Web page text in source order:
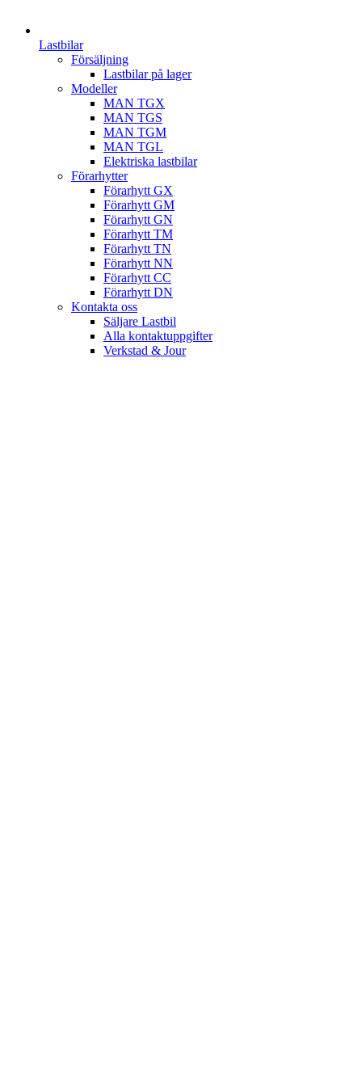
Lastbilar
Försäljning
Lastbilar på lager
Modeller
MAN TGX
MAN TGS
MAN TGM
MAN TGL
Elektriska lastbilar
Förarhytter
Förarhytt GX
Förarhytt GM
Förarhytt GN
Förarhytt TM
Förarhytt TN
Förarhytt NN
Förarhytt CC
Förarhytt DN
Kontakta oss
Säljare Lastbil
Alla kontaktuppgifter
Verkstad & Jour